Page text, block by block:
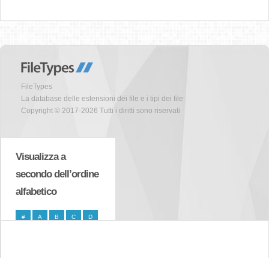
FileTypes
La database delle estensioni dei file e i tipi dei file
Copyright © 2017-2026 Tutti i diritti sono riservati
Visualizza a
secondo dell’ordine
alfabetico
# A B C D